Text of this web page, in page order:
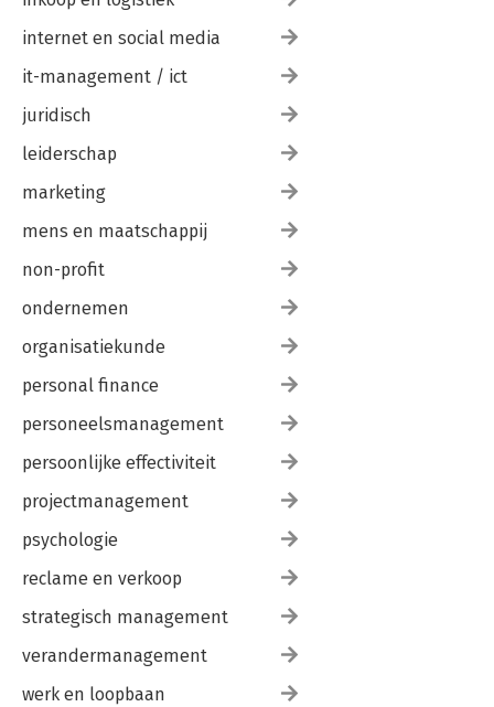
internet en social media
it-management / ict
juridisch
leiderschap
marketing
mens en maatschappij
non-profit
ondernemen
organisatiekunde
personal finance
personeelsmanagement
persoonlijke effectiviteit
projectmanagement
psychologie
reclame en verkoop
strategisch management
verandermanagement
werk en loopbaan